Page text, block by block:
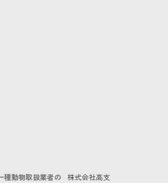
種動物取扱業者の
株式会社高支